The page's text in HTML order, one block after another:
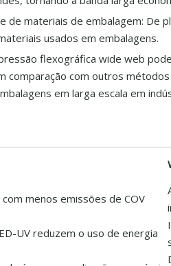
de materiais de embalagem: De
usados ​​em embalagens.
flexográfica wide web
comparação com outros
em larga escala em
menos emissões de COV
UV reduzem o uso de energia